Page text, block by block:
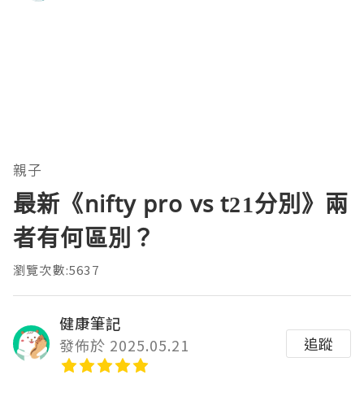
親子
最新《nifty pro vs t21分別》兩
者有何區別？
瀏覽次數:5637
健康筆記
發佈於 2025.05.21
追蹤